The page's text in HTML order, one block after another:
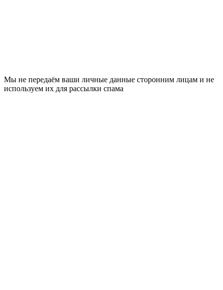
Мы не передаём ваши личные данные сторонним лицам и не
используем их для рассылки спама